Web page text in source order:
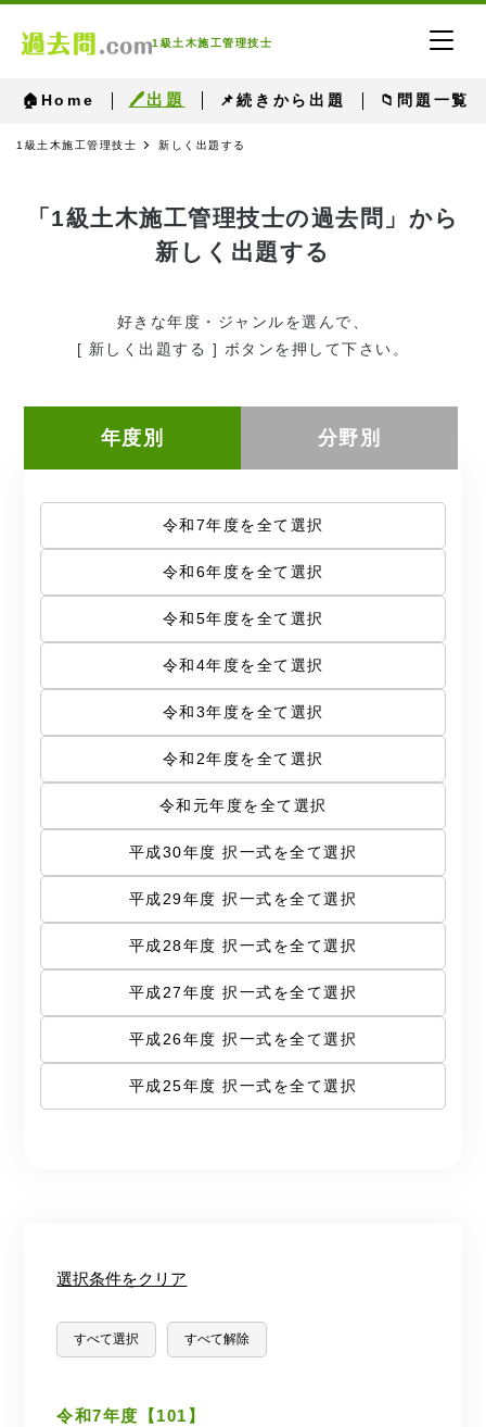
1級土木施工管理技士
🏠Home 🖊出題 📌続きから出題 📁問題一覧
1級土木施工管理技士 新しく出題する
「1級土木施工管理技士の過去問」から
新しく出題する
好きな年度・ジャンルを選んで、
[ 新しく出題する ] ボタンを押して下さい。
年度別 分野別
令和7年度を全て選択
令和6年度を全て選択
令和5年度を全て選択
令和4年度を全て選択
令和3年度を全て選択
令和2年度を全て選択
令和元年度を全て選択
平成30年度 択一式を全て選択
平成29年度 択一式を全て選択
平成28年度 択一式を全て選択
平成27年度 択一式を全て選択
平成26年度 択一式を全て選択
平成25年度 択一式を全て選択
選択条件をクリア
すべて選択 すべて解除
令和7年度【101】